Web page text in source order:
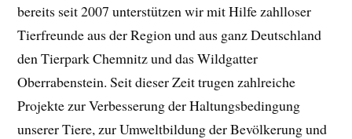
bereits seit 2007 unterstützen wir mit Hilfe zahlloser
Tierfreunde aus der Region und aus ganz Deutschland
den Tierpark Chemnitz und das Wildgatter
Oberrabenstein. Seit dieser Zeit trugen zahlreiche
Projekte zur Verbesserung der Haltungsbedingung
unserer Tiere, zur Umweltbildung der Bevölkerung und